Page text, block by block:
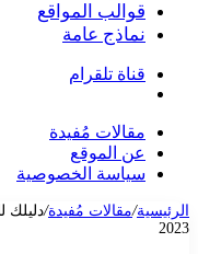
قوالب المواقع
نماذج عامة
قناة تلقرام
مقالات مُفيدة
عن الموقع
سياسة الخصوصية
الرئيسية/مقالات مُفيدة/دليلك
2023